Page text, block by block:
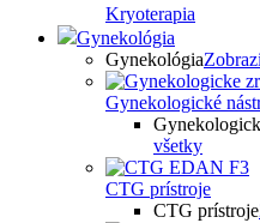
Kryoterapia
Gynekológia
Gynekológia
Gynekologické
všetky
CTG prístroje
CTG prístroje